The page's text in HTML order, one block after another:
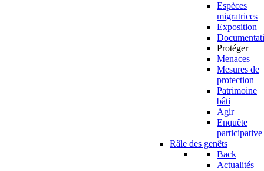
Espèces
migratrices
Exposition
Protéger
Menaces
Mesures de
protection
Patrimoine
bâti
Agir
Enquête
participative
Râle des genêts
Back
Actualités